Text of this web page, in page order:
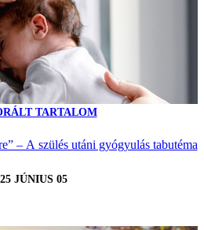
TARTALOM
– A szülés utáni gyógyulás tabutéma
JÚNIUS 05